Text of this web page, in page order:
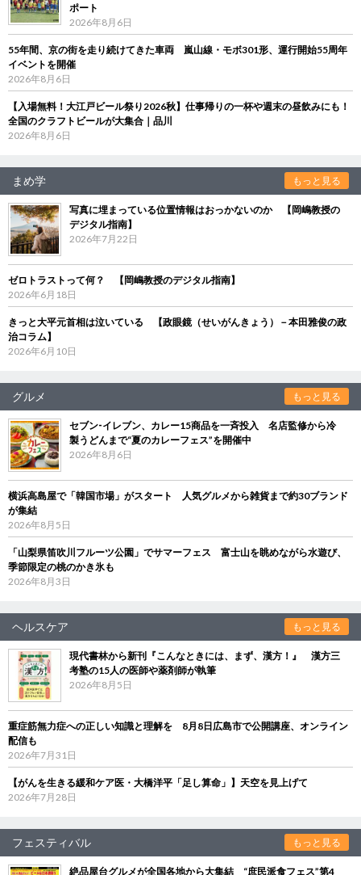
ポート
2026年8月6日
55年間、京の街を走り続けてきた車両 嵐山線・モボ301形、運行開始55周年
イベントを開催
2026年8月6日
【入場無料！大江戸ビール祭り2026秋】仕事帰りの一杯や週末の昼飲みにも！
全国のクラフトビールが大集合｜品川
2026年8月6日
まめ学 もっと見る
写真に埋まっている位置情報はおっかないのか 【岡嶋教授の
デジタル指南】
2026年7月22日
ゼロトラストって何？ 【岡嶋教授のデジタル指南】
2026年6月18日
きっと大平元首相は泣いている 【政眼鏡（せいがんきょう）－本田雅俊の政
治コラム】
2026年6月10日
グルメ もっと見る
セブン‐イレブン、カレー15商品を一斉投入 名店監修から冷
製うどんまで“夏のカレーフェス”を開催中
2026年8月6日
横浜高島屋で「韓国市場」がスタート 人気グルメから雑貨まで約30ブランド
が集結
2026年8月5日
「山梨県笛吹川フルーツ公園」でサマーフェス 富士山を眺めながら水遊び、
季節限定の桃のかき氷も
2026年8月3日
ヘルスケア もっと見る
現代書林から新刊『こんなときには、まず、漢方！』 漢方三
考塾の15人の医師や薬剤師が執筆
2026年8月5日
重症筋無力症への正しい知識と理解を 8月8日広島市で公開講座、オンライン
配信も
2026年7月31日
【がんを生きる緩和ケア医・大橋洋平「足し算命」】天空を見上げて
2026年7月28日
フェスティバル もっと見る
絶品屋台グルメが全国各地から大集結 “庶民派食フェス”第4